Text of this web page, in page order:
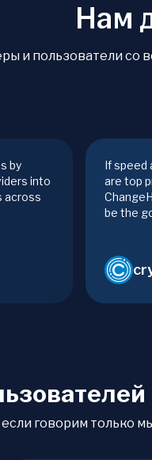
Нам
и пользователи со
by
into
across
If speed
are top
be the
говорим только